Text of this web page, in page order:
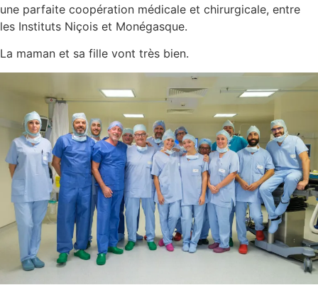
une parfaite coopération médicale et chirurgicale, entre
les Instituts Niçois et Monégasque.
La maman et sa fille vont très bien.